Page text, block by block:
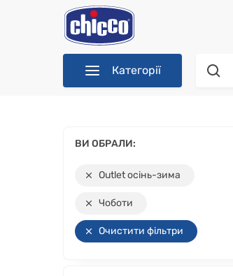
Категорії
ВИ ОБРАЛИ:
Outlet осінь-зима
Чоботи
Очистити фільтри